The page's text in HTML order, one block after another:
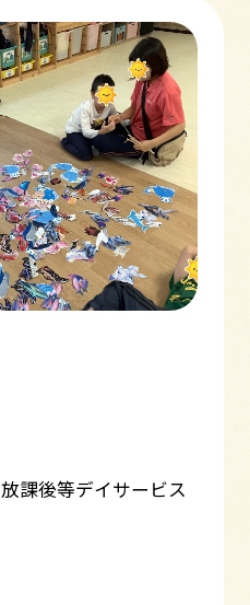
放課後等デイサービス